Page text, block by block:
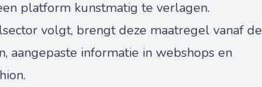
platform kunstmatig te verlagen.
volgt, brengt deze maatregel vanaf de
aangepaste informatie in webshops en